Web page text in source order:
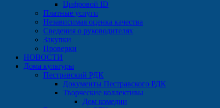
Цифровой ID
Платные услуги
Независимая оценка качества
Сведения о руководителях
Закупки
Проверки
НОВОСТИ
Дома культуры
Пестравский РДК
Документы Пестравского РДК
Творческие коллективы
Дом комедии